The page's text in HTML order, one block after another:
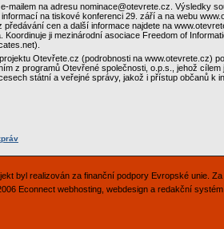
mailem na adresu nominace@otevrete.cz. Výsledky
informací na tiskové konferenci 29. září a na webu
předávání cen a další informace najdete na
Koordinuje ji mezinárodní asociace Freedom of
Otevřete.cz (podrobnosti na www.otevrete.cz)
z programů Otevřené společnosti, o.p.s., jehož
státní a veřejné správy, jakož i přístup občanů k
byl realizován za finanční podpory Evropské unie.
Econnect webhosting webdesign a redakční systém